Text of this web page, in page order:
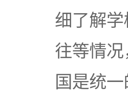
细了解
往等情
国是统